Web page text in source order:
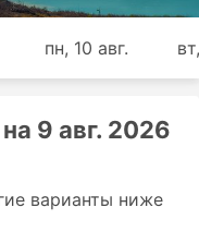
пн, 10 авг.
9 авг. 2026
варианты ниже